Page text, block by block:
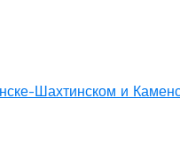
Шахтинском и